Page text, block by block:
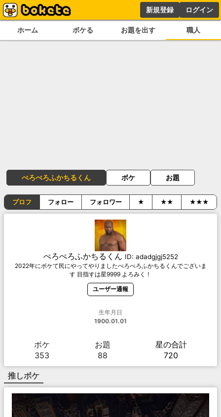
新規登録 ログイン
ホーム ボケる お題を出す 職人
ぺろぺろふかちるくん ボケ お題
プロフ フォロー フォロワー ★ ★★ ★★★
ぺろぺろふかちるくん ID: adadgjgj5252
2022年にボケて民にやってやりましたぺろぺろふかちるくんでございま
す 目指すは星9999 よろみく！
ユーザー通報
生年月日
1900.01.01
ボケ
353
お題
88
星の合計
720
推しボケ